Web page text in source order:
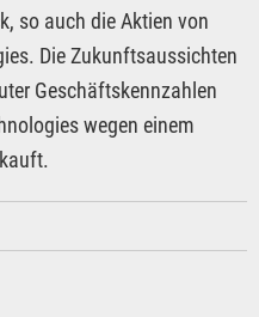
so auch die Aktien von
Die Zukunftsaussichten
Geschäftskennzahlen
wegen einem